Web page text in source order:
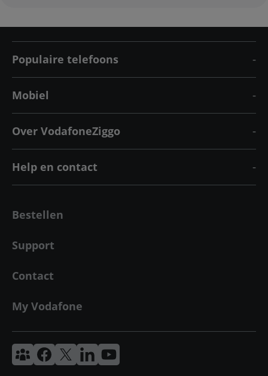
Populaire telefoons
Mobiel
Over VodafoneZiggo
Help en contact
Bestellen
Support
Contact
My Vodafone
Vodafone & Ziggo Community
Vodafone Facebook
Vodafone XVodafoneZiggo LinkedIn
Vodafone YouTube